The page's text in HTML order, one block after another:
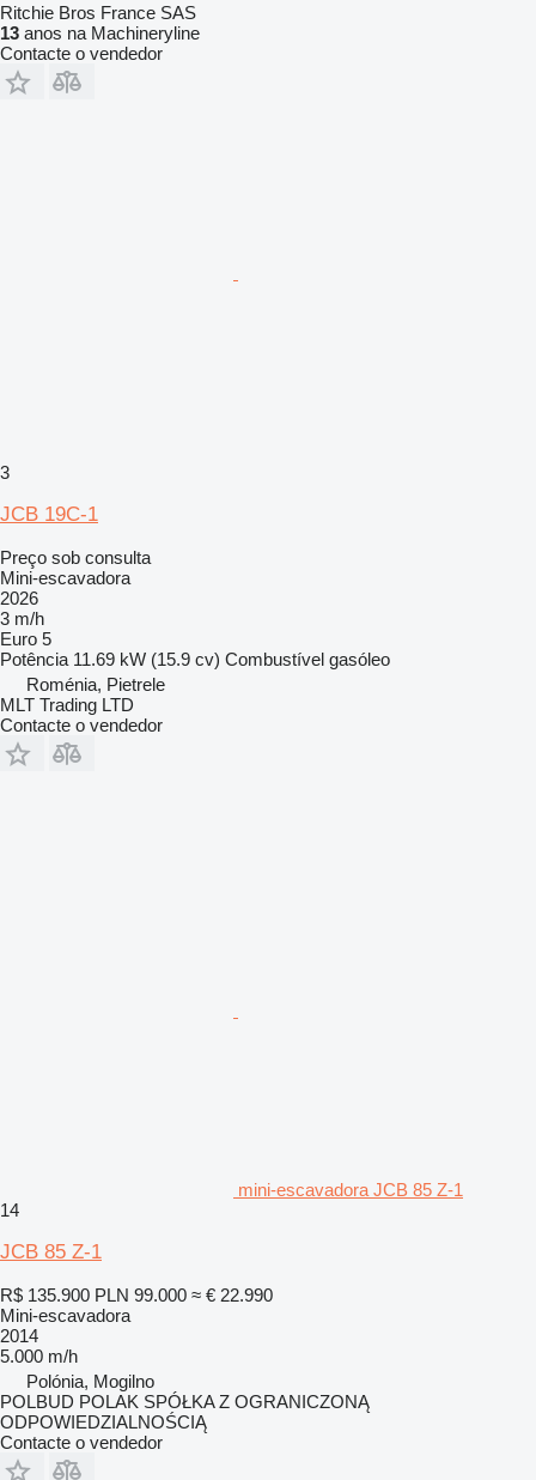
Ritchie Bros France SAS
13 anos na Machineryline
Contacte o vendedor
3
JCB 19C-1
Preço sob consulta
Mini-escavadora
2026
3 m/h
Euro 5
Potência 11.69 kW (15.9 cv) Combustível gasóleo
Roménia, Pietrele
MLT Trading LTD
Contacte o vendedor
mini-escavadora JCB 85 Z-1
14
JCB 85 Z-1
R$ 135.900 PLN 99.000 ≈ € 22.990
Mini-escavadora
2014
5.000 m/h
Polónia, Mogilno
POLBUD POLAK SPÓŁKA Z OGRANICZONĄ
ODPOWIEDZIALNOŚCIĄ
Contacte o vendedor